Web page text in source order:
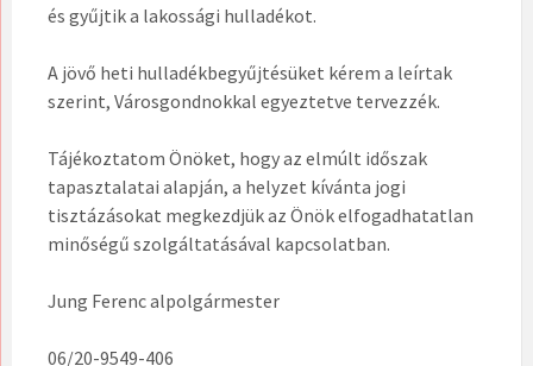
és gyűjtik a lakossági hulladékot.
A jövő heti hulladékbegyűjtésüket kérem a leírtak
szerint, Városgondnokkal egyeztetve tervezzék.
Tájékoztatom Önöket, hogy az elmúlt időszak
tapasztalatai alapján, a helyzet kívánta jogi
tisztázásokat megkezdjük az Önök elfogadhatatlan
minőségű szolgáltatásával kapcsolatban.
Jung Ferenc alpolgármester
06/20-9549-406